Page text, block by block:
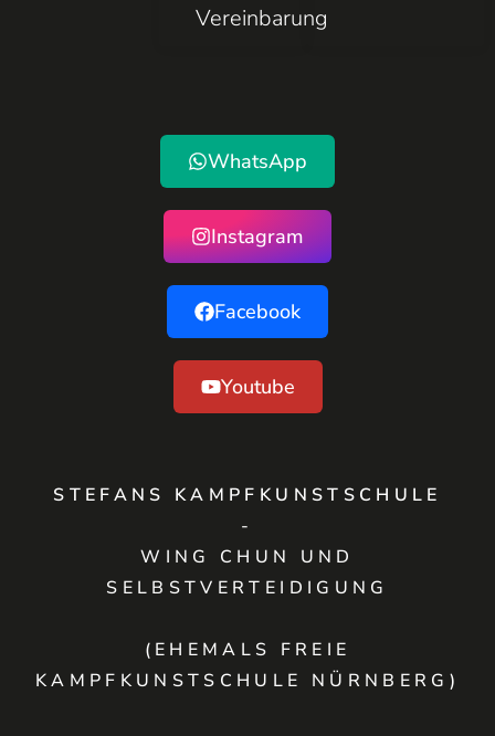
Vereinbarung
WhatsApp
Instagram
Facebook
Youtube
STEFANS KAMPFKUNSTSCHULE
-
WING CHUN UND
SELBSTVERTEIDIGUNG
(EHEMALS FREIE
KAMPFKUNSTSCHULE NÜRNBERG)